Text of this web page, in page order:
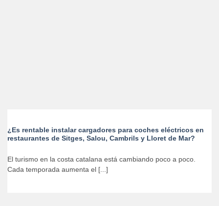
¿Es rentable instalar cargadores para coches eléctricos en
restaurantes de Sitges, Salou, Cambrils y Lloret de Mar?
El turismo en la costa catalana está cambiando poco a poco.
Cada temporada aumenta el [...]